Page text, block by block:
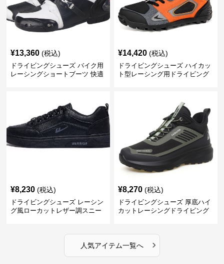
¥13,360 (税込)
ドライビングシューズ バイク用
レーシングショートブーツ 快適
¥14,420 (税込)
ドライビングシューズ ハイカッ
ト型レーシング用ドライビング
¥8,230 (税込)
ドライビングシューズ レーシン
グ風ローカットレザー調スニー
¥8,270 (税込)
ドライビングシューズ 厚底ハイ
カットレーシングドライビング
人気アイテム一覧へ ›